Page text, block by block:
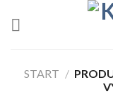
START /